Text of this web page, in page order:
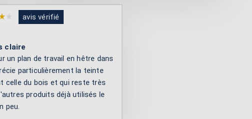
avis vérifié
claire
un plan de travail en hêtre dans
particulièrement la teinte
celle du bois et qui reste très
produits déjà utilisés le
peu.